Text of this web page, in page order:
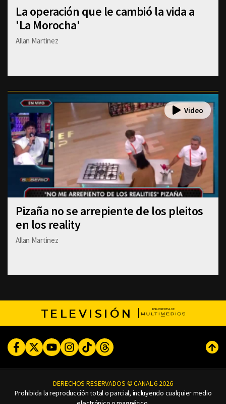
La operación que le cambió la vida a
'La Morocha'
Allan Martinez
Pizaña no se arrepiente de los pleitos
en los reality
Allan Martinez
TELEVISIÓN
FacebookTwitterYoutubeInstagram
TikTokThreads
DERECHOS RESERVADOS © CANAL 6 2026
Prohibida la reproducción total o parcial, incluyendo cualquier medio